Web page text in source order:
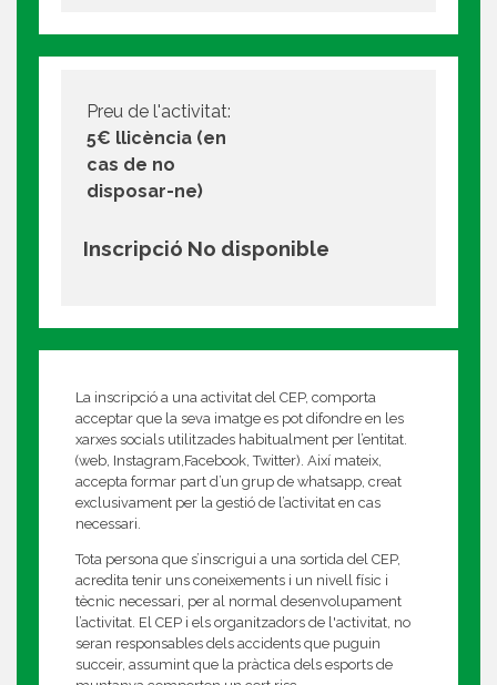
Preu de l'activitat:
5€ llicència (en
cas de no
disposar-ne)
Inscripció No disponible
La inscripció a una activitat del CEP, comporta
acceptar que la seva imatge es pot difondre en les
xarxes socials utilitzades habitualment per l’entitat.
(web, Instagram,Facebook, Twitter). Així mateix,
accepta formar part d’un grup de whatsapp, creat
exclusivament per la gestió de l’activitat en cas
necessari.
Tota persona que s’inscrigui a una sortida del CEP,
acredita tenir uns coneixements i un nivell físic i
tècnic necessari, per al normal desenvolupament
l’activitat. El CEP i els organitzadors de l'activitat, no
seran responsables dels accidents que puguin
succeir, assumint que la pràctica dels esports de